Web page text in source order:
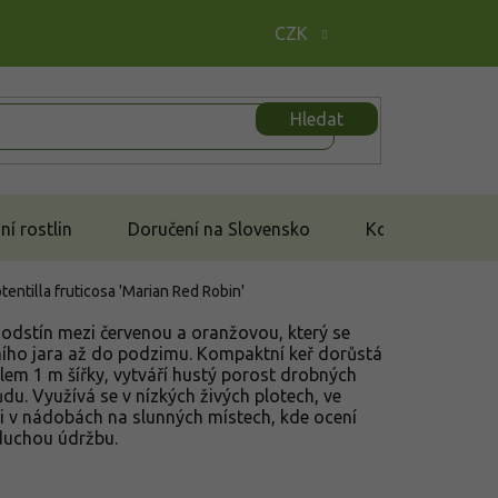
CZK
Hledat
rostlin Doručení na Slovensko Kontakt
fruticosa 'Marian Red Robin'
mezi červenou a oranžovou, který se
jara až do podzimu. Kompaktní keř dorůstá
1 m šířky, vytváří hustý porost drobných
Využívá se v nízkých živých plotech, ve
v nádobách na slunných místech, kde ocení
údržbu.